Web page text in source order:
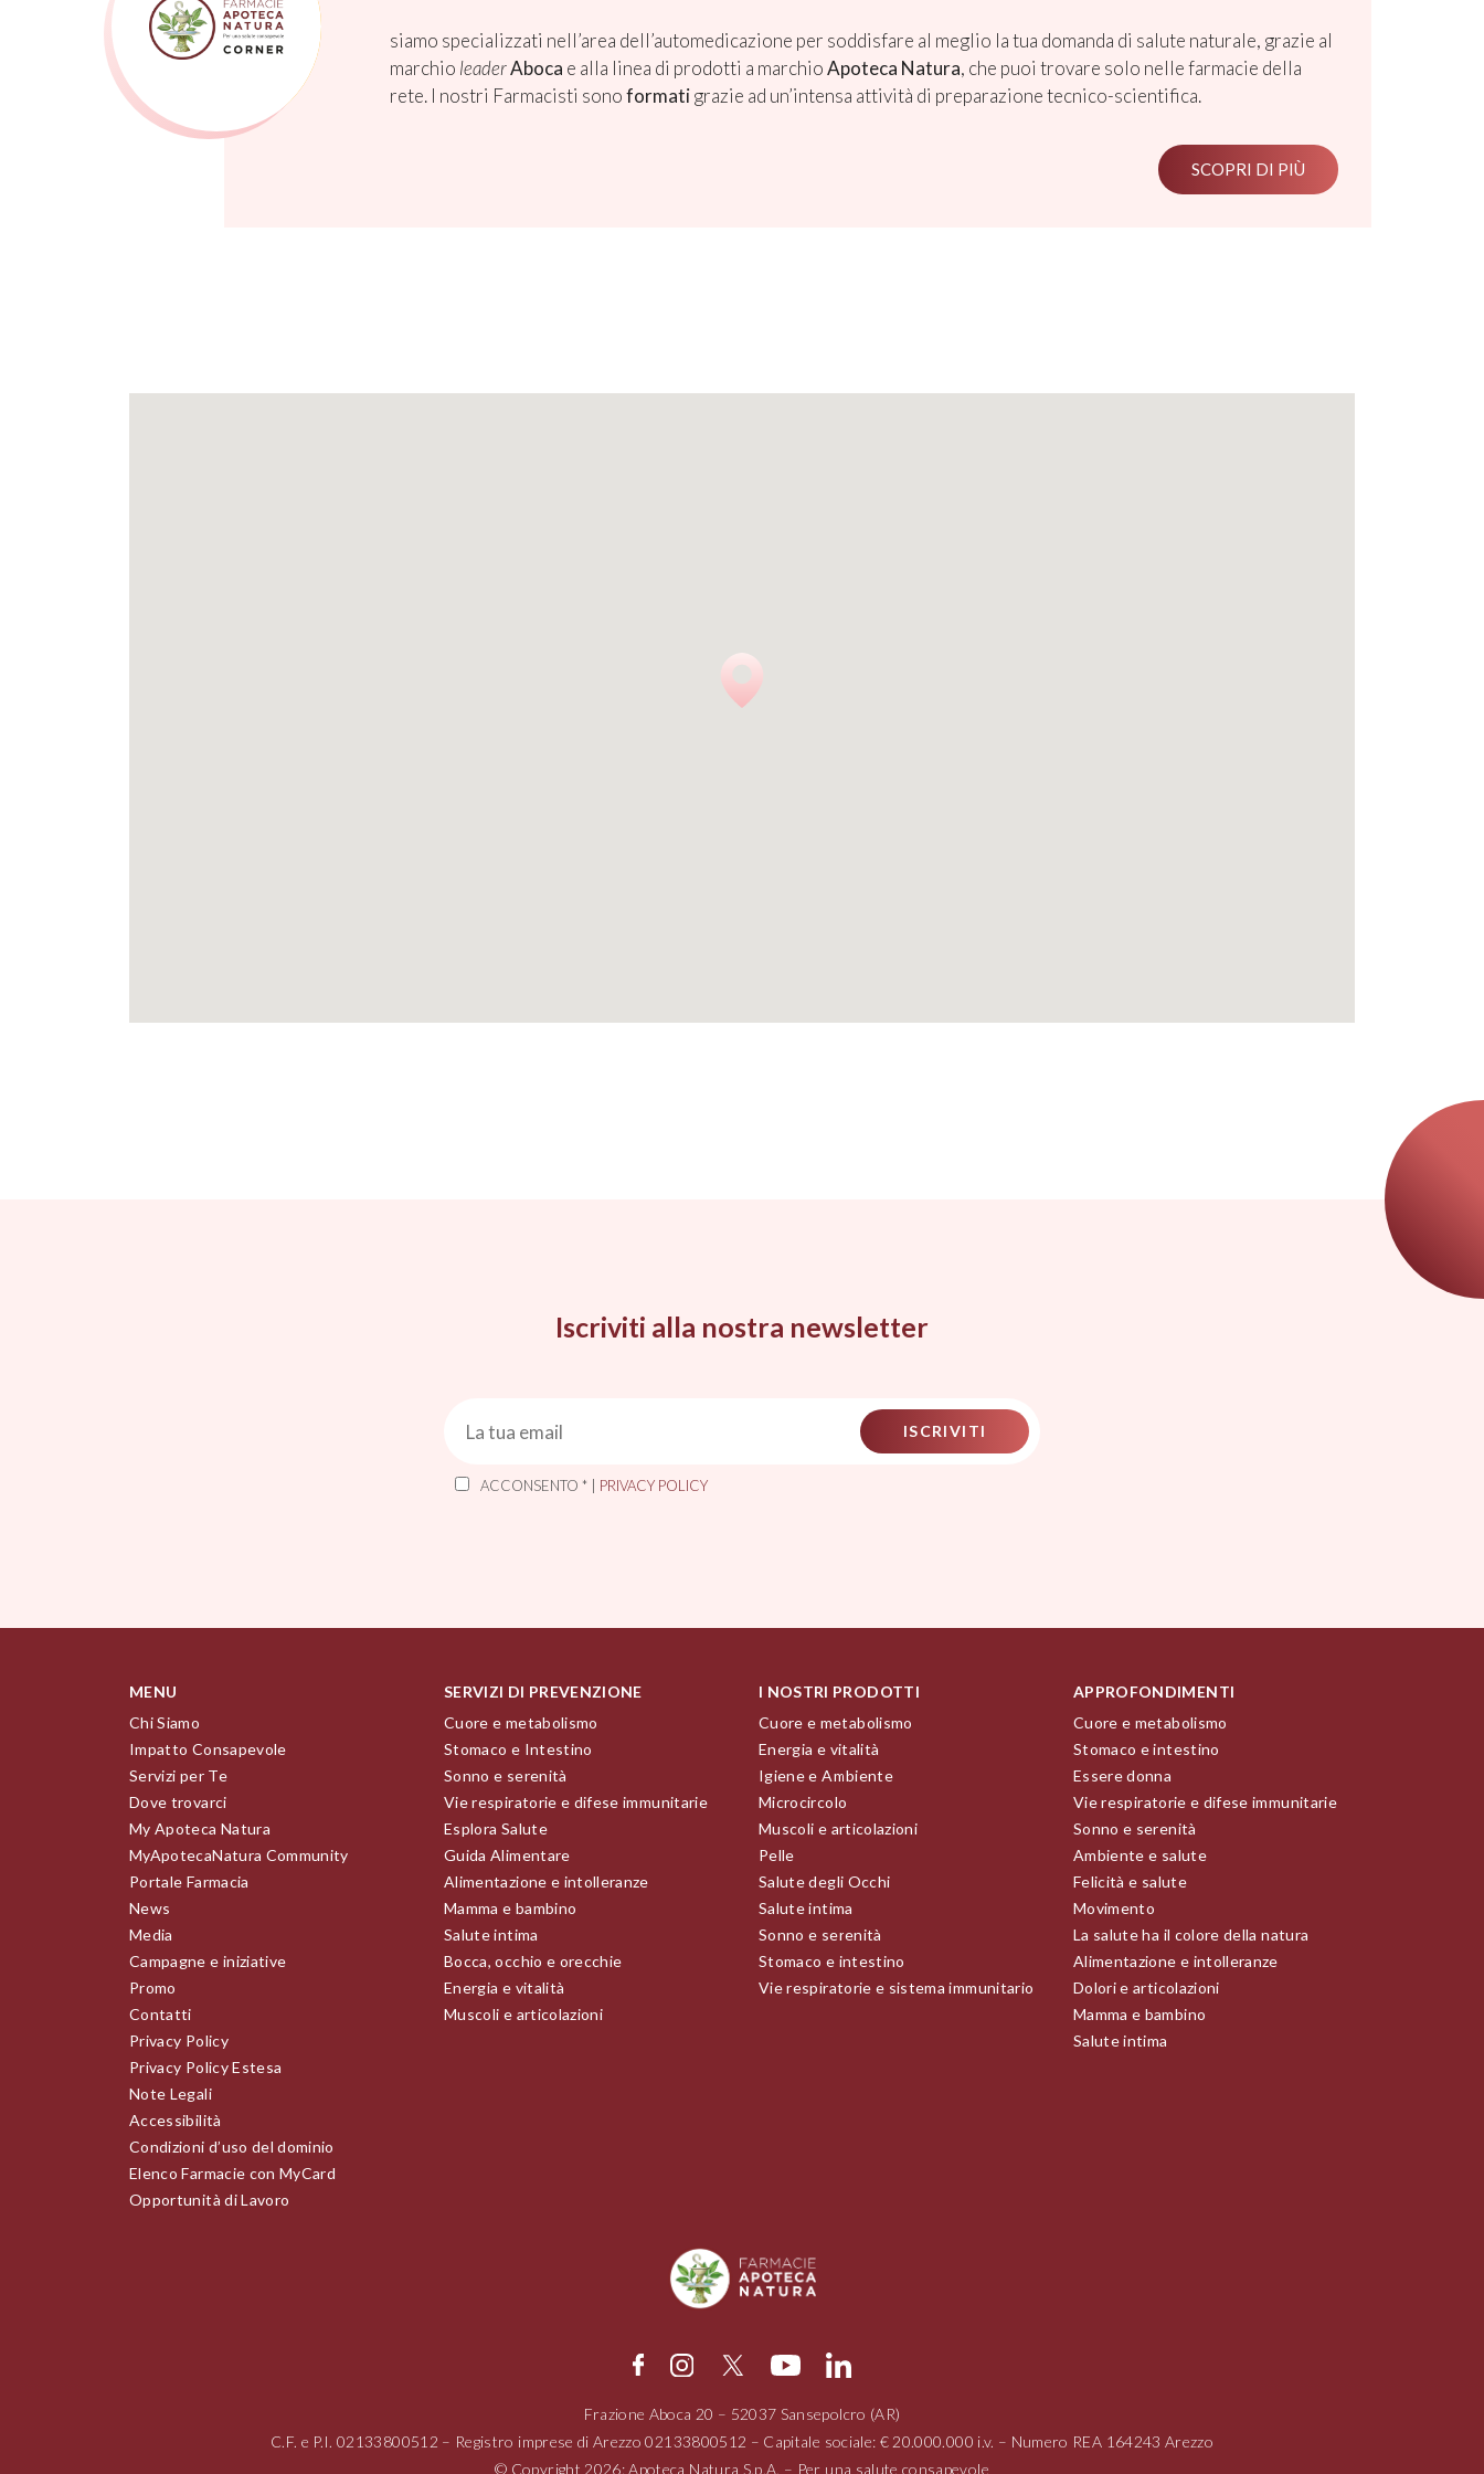
siamo specializzati nell’area dell’automedicazione per soddisfare al meglio la tua domanda di salute naturale, grazie al
marchio leaderAboca e alla linea di prodotti a marchioApoteca Natura, che puoi trovare solo nelle farmacie della
rete. I nostri Farmacisti sonoformatigrazie ad un’intensa attività di preparazione tecnico-scientifica.
SCOPRI DI PIÙ
Iscriviti alla nostra newsletter
ISCRIVITI
ACCONSENTO * | PRIVACY POLICY
MENU
Chi Siamo
Impatto Consapevole
Servizi per Te
Dove trovarci
My Apoteca Natura
MyApotecaNatura Community
Portale Farmacia
News
Media
Campagne e iniziative
Promo
Contatti
Privacy Policy
Privacy Policy Estesa
Note Legali
Accessibilità
Condizioni d’uso del dominio
Elenco Farmacie con MyCard
Opportunità di Lavoro
SERVIZI DI PREVENZIONE
Cuore e metabolismo
Stomaco e Intestino
Sonno e serenità
Vie respiratorie e difese immunitarie
Esplora Salute
Guida Alimentare
Alimentazione e intolleranze
Mamma e bambino
Salute intima
Bocca, occhio e orecchie
Energia e vitalità
Muscoli e articolazioni
I NOSTRI PRODOTTI
Cuore e metabolismo
Energia e vitalità
Igiene e Ambiente
Microcircolo
Muscoli e articolazioni
Pelle
Salute degli Occhi
Salute intima
Sonno e serenità
Stomaco e intestino
Vie respiratorie e sistema immunitario
APPROFONDIMENTI
Cuore e metabolismo
Stomaco e intestino
Essere donna
Vie respiratorie e difese immunitarie
Sonno e serenità
Ambiente e salute
Felicità e salute
Movimento
La salute ha il colore della natura
Alimentazione e intolleranze
Dolori e articolazioni
Mamma e bambino
Salute intima
Frazione Aboca 20 – 52037 Sansepolcro (AR)
C.F. e P.I.02133800512 – Registro imprese di Arezzo02133800512 – Capitale sociale: € 20.000.000 i.v. – Numero REA 164243 Arezzo
© Copyright 2026: Apoteca Natura S.p.A. – Per una salute consapevole